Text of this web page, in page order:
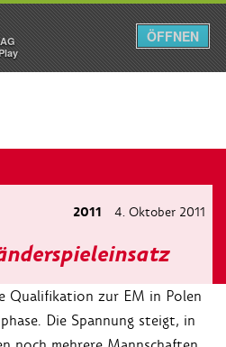
Menü
2011 4. Oktober 2011
Qualifikation zur EM in Polen
Die Spannung steigt, in
ÖFFNEN